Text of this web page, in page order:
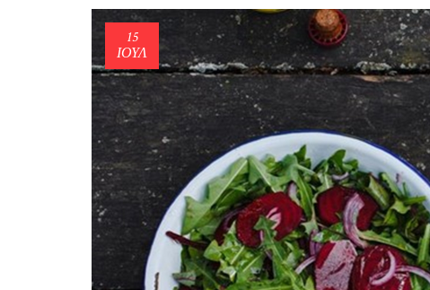
15
ΙΟΎΛ